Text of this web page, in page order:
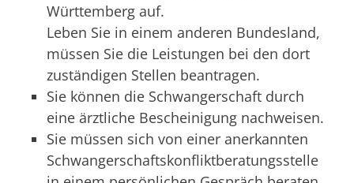
Württemberg auf.
Leben Sie in einem anderen Bundesland,
müssen Sie die Leistungen bei den dort
zuständigen Stellen beantragen.
Sie können die Schwangerschaft durch
eine ärztliche Bescheinigung nachweisen.
Sie müssen sich von einer anerkannten
Schwangerschaftskonfliktberatungsstelle